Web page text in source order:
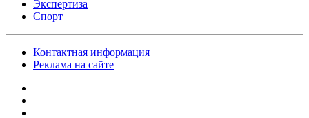
Экспертиза
Спорт
Контактная информация
Реклама на сайте